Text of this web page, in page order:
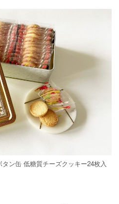
ン缶 低糖質チーズクッキー24枚入